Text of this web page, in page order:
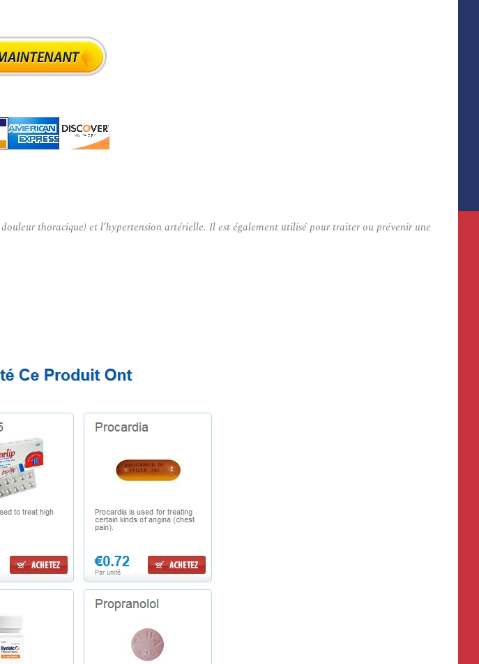
thoracique) et l’hypertension artérielle. Il est également utilisé pour traiter ou prévenir une